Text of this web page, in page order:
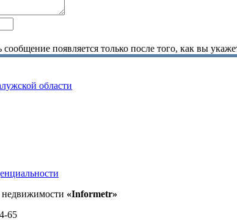
появляется только после того, как вы
области
«Informetr»
65